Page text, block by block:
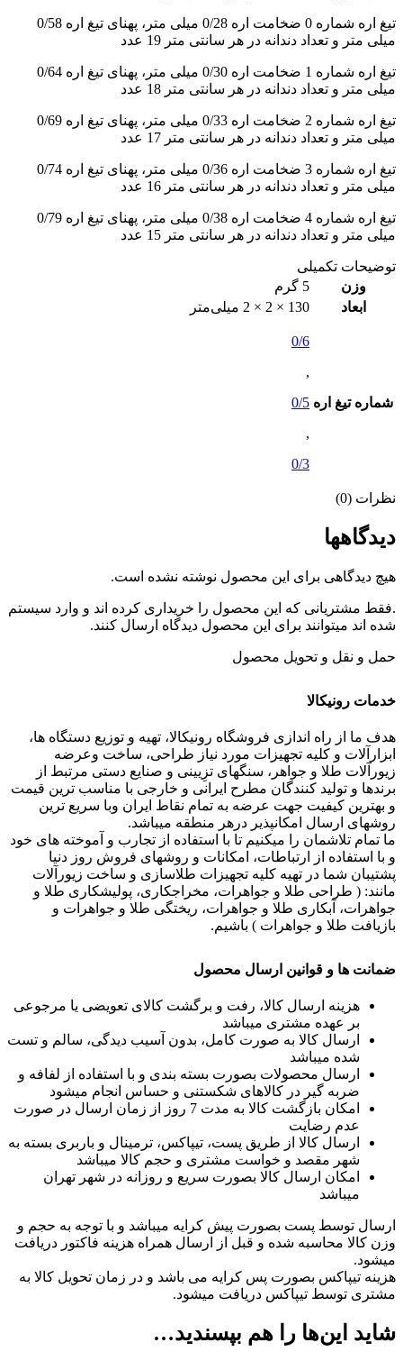
تیغ اره شماره 0 ضخامت اره 0/28 میلی متر، پهنای تیغ اره 0/58
میلی متر و تعداد دندانه در هر سانتی متر 19 عدد
تیغ اره شماره 1 ضخامت اره 0/30 میلی متر، پهنای تیغ اره 0/64
میلی متر و تعداد دندانه در هر سانتی متر 18 عدد
تیغ اره شماره 2 ضخامت اره 0/33 میلی متر، پهنای تیغ اره 0/69
میلی متر و تعداد دندانه در هر سانتی متر 17 عدد
تیغ اره شماره 3 ضخامت اره 0/36 میلی متر، پهنای تیغ اره 0/74
میلی متر و تعداد دندانه در هر سانتی متر 16 عدد
تیغ اره شماره 4 ضخامت اره 0/38 میلی متر، پهنای تیغ اره 0/79
میلی متر و تعداد دندانه در هر سانتی متر 15 عدد
توضیحات تکمیلی
وزن
5 گرم
ابعاد
130 × 2 × 2 میلی‌متر
شماره تیغ اره
0/6
,
0/5
,
0/3
نظرات (0)
دیدگاهها
هیچ دیدگاهی برای این محصول نوشته نشده است.
.فقط مشتریانی که این محصول را خریداری کرده اند و وارد سیستم
شده اند میتوانند برای این محصول دیدگاه ارسال کنند.
حمل و نقل و تحویل محصول
خدمات رونیکالا
هدف ما از راه اندازی فروشگاه رونیکالا، تهیه و توزیع دستگاه ها،
ابزارآلات و کلیه تجهیزات مورد نیاز طراحی، ساخت وعرضه
زیورآلات طلا و جواهر، سنگهای تزِیینی و صنایع دستی مرتبط از
برندها و تولید کنندگان مطرح ایرانی و خارجی با مناسب ترین قیمت
و بهترین کیفیت جهت عرضه به تمام نقاط ایران وبا سریع ترین
روشهای ارسال امکانپذیر درهر منطقه میباشد.
ما تمام تلاشمان را میکنیم تا با استفاده از تجارب و آموخته های خود
و با استفاده از ارتباطات، امکانات و روشهای فروش روز دنیا
پشتیبان شما در تهیه کلیه تجهیزات طلاسازی و ساخت زیورآلات
مانند: ( طراحی طلا و جواهرات، مخراجکاری، پولیشکاری طلا و
جواهرات، آبکاری طلا و جواهرات، ریختگی طلا و جواهرات و
بازیافت طلا و جواهرات ) باشیم.
ضمانت ها و قوانین ارسال محصول
هزینه ارسال کالا، رفت و برگشت کالای تعویضی یا مرجوعی
بر عهده مشتری میباشد
ارسال کالا به صورت کامل، بدون آسیب دیدگی، سالم و تست
شده میباشد
ارسال محصولات بصورت بسته بندی و با استفاده از لفافه و
ضربه گیر در کالاهای شکستنی و حساس انجام میشود
امکان بازگشت کالا به مدت 7 روز از زمان ارسال در صورت
عدم رضایت
ارسال کالا از طریق پست، تیپاکس، ترمینال و باربری بسته به
شهر مقصد و خواست مشتری و حجم کالا میباشد
امکان ارسال کالا بصورت سریع و روزانه در شهر تهران
میباشد
ارسال توسط پست بصورت پیش کرایه میباشد و با توجه به حجم و
وزن کالا محاسبه شده و قبل از ارسال همراه هزینه فاکتور دریافت
میشود.
هزینه تیپاکس بصورت پس کرایه می باشد و در زمان تحویل کالا به
مشتری توسط تیپاکس دریافت میشود.
شاید این‌ها را هم بپسندید…